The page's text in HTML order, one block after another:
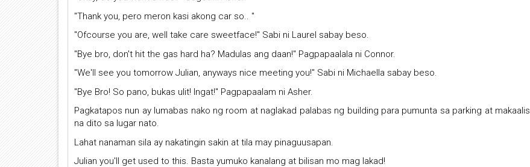
"Thank you, pero meron kasi akong car so.. "
"Ofcourse you are, well take care sweetface!" Sabi ni Laurel sabay beso.
"Bye bro, don't hit the gas hard ha? Madulas ang daan!" Pagpapaalala ni Connor.
"We'll see you tomorrow Julian, anyways nice meeting you!" Sabi ni Michaella sabay beso.
"Bye Bro! So pano, bukas ulit! Ingat!" Pagpapaalam ni Asher.
Pagkatapos nun ay lumabas nako ng room at naglakad palabas ng building para pumunta sa parking at makaalis
na dito sa lugar nato.
Lahat nanaman sila ay nakatingin sakin at tila may pinaguusapan.
Julian you'll get used to this. Basta yumuko kanalang at bilisan mo mag lakad!